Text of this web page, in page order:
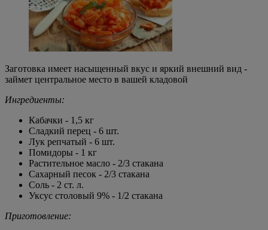
Заготовка имеет насыщенный вкус и яркий внешний вид -
займет центральное место в вашей кладовой
Ингредиенты:
Кабачки - 1,5 кг
Сладкий перец - 6 шт.
Лук репчатый - 6 шт.
Помидоры - 1 кг
Растительное масло - 2/3 стакана
Сахарный песок - 2/3 стакана
Соль - 2 ст. л.
Уксус столовый 9% - 1/2 стакана
Приготовление: